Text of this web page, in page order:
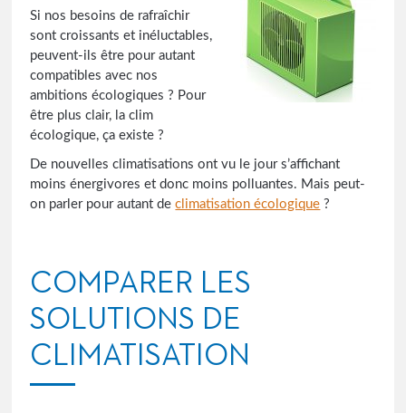
Si nos besoins de rafraîchir
sont croissants et inéluctables,
peuvent-ils être pour autant
compatibles avec nos
ambitions écologiques ? Pour
être plus clair, la clim
écologique, ça existe ?
De nouvelles climatisations ont vu le jour s’affichant
moins énergivores et donc moins polluantes. Mais peut-
on parler pour autant declimatisation écologique ?
COMPARER LES
SOLUTIONS DE
CLIMATISATION